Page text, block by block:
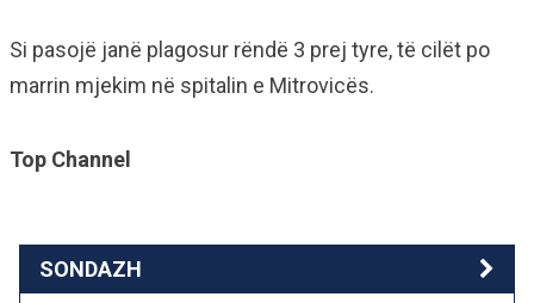
Si pasojë janë plagosur rëndë 3 prej tyre, të cilët po
marrin mjekim në spitalin e Mitrovicës.
Top Channel
SONDAZH